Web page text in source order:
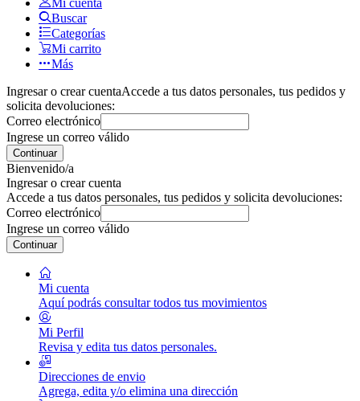
Buscar
Categorías
Mi carrito
Más
Ingresar o crear cuentaAccede a tus datos personales, tus pedidos y
solicita devoluciones:
Correo electrónico
Ingrese un correo válido
Continuar
Bienvenido/a
Ingresar o crear cuenta
Accede a tus datos personales, tus pedidos y solicita devoluciones:
Correo electrónico
Ingrese un correo válido
Continuar
Mi cuenta
Aquí podrás consultar todos tus movimientos
Mi Perfil
Revisa y edita tus datos personales.
Direcciones de envio
Agrega, edita y/o elimina una dirección